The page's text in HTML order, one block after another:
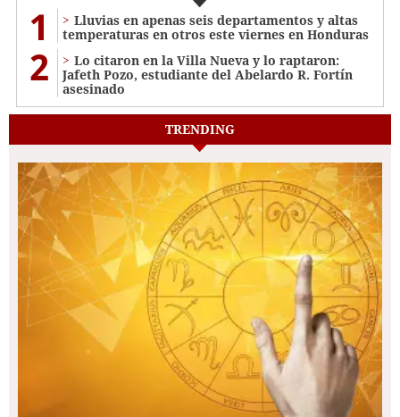
1
Lluvias en apenas seis departamentos y altas
temperaturas en otros este viernes en Honduras
2
Lo citaron en la Villa Nueva y lo raptaron:
Jafeth Pozo, estudiante del Abelardo R. Fortín
asesinado
TRENDING